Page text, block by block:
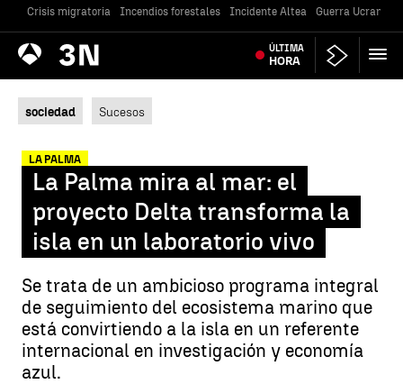
Crisis migratoria Incendios forestales Incidente Altea Guerra Ucrania
Antena
3 Noticias ÚLTIMA
HORA
sociedad Sucesos
LA PALMA
La Palma mira al mar: el
proyecto Delta transforma la
isla en un laboratorio vivo
Se trata de un ambicioso programa integral
de seguimiento del ecosistema marino que
está convirtiendo a la isla en un referente
internacional en investigación y economía
azul.